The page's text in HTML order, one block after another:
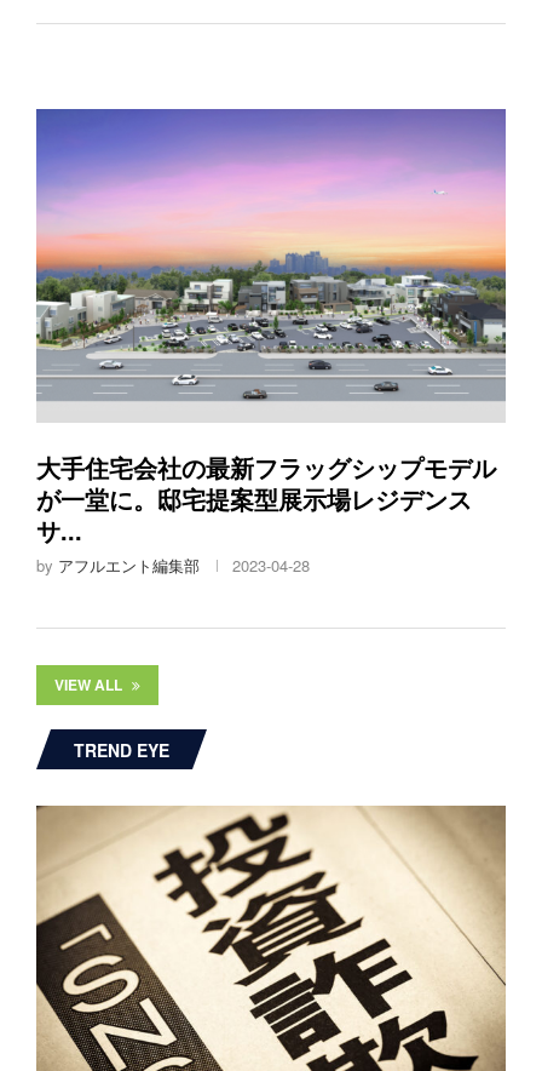
大手住宅会社の最新フラッグシップモデル
が一堂に。邸宅提案型展示場レジデンス
サ...
by アフルエント編集部 2023-04-28
VIEW ALL
TREND EYE